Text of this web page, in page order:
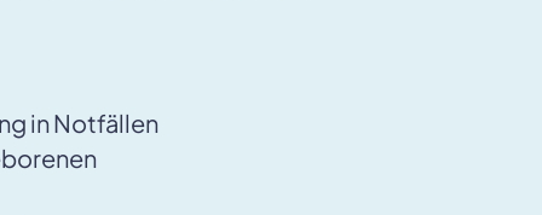
in Notfällen